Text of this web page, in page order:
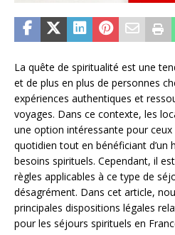
La quête de spiritualité est une
et de plus en plus de personnes
expériences authentiques et
voyages. Dans ce contexte, les
une option intéressante pour ceux
quotidien tout en bénéficiant d’un
besoins spirituels. Cependant, il
règles applicables à ce type de
désagrément. Dans cet article,
principales dispositions légales
pour les séjours spirituels en